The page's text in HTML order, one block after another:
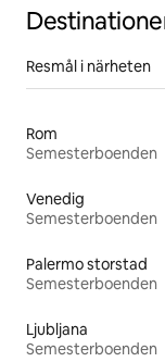
Resmål i närheten
Rom
Semesterboenden
Venedig
Semesterboenden
Palermo storstad
Semesterboenden
Ljubljana
Semesterboenden